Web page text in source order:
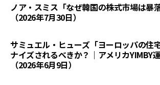
ノア・スミス「なぜ韓国の株式市場は暴
（2026年7月30日）
サミュエル・ヒューズ「ヨーロッパの住
ナイズされるべきか？｜アメリカYIMBY
（2026年6月9日）